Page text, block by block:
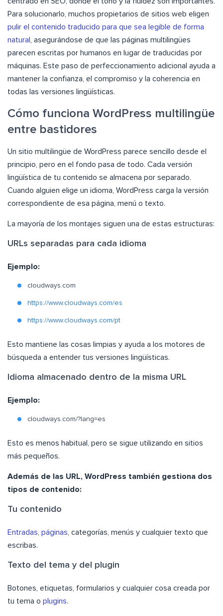
Para solucionarlo, muchos propietarios de sitios web eligen
pulir el contenido traducido para que sea legible de forma
natural , asegurándose de que las páginas multilingües
parecen escritas por humanos en lugar de traducidas por
máquinas. Este paso de perfeccionamiento adicional ayuda a
mantener la confianza, el compromiso y la coherencia en
todas las versiones lingüísticas.
Cómo funciona WordPress multilingüe
entre bastidores
Un sitio multilingüe de WordPress parece sencillo desde el
principio, pero en el fondo pasa de todo. Cada versión
lingüística de tu contenido se almacena por separado.
Cuando alguien elige un idioma, WordPress carga la versión
correspondiente de esa página, menú o texto.
La mayoría de los montajes siguen una de estas estructuras:
URLs separadas para cada idioma
Ejemplo:
cloudways.com
https://www.cloudways.com/es
https://www.cloudways.com/pt
Esto mantiene las cosas limpias y ayuda a los motores de
búsqueda a entender tus versiones lingüísticas.
Idioma almacenado dentro de la misma URL
Ejemplo:
cloudways.com/?lang=es
Esto es menos habitual, pero se sigue utilizando en sitios
más pequeños.
Además de las URL, WordPress también gestiona dos
tipos de contenido:
Tu contenido
Entradas, páginas, categorías, menús y cualquier texto que
escribas.
Texto del tema y del plugin
Botones, etiquetas, formularios y cualquier cosa creada por
tu tema o plugins.